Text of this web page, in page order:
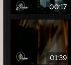
00:17
01:39